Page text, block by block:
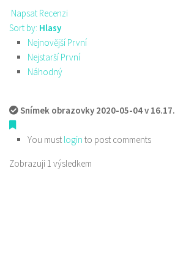
Napsat Recenzi
Sort by: Hlasy
Nejnovější První
Nejstarší První
Náhodný
Snímek obrazovky 2020-05-04 v
You must login to post comments
Zobrazuji 1 výsledkem